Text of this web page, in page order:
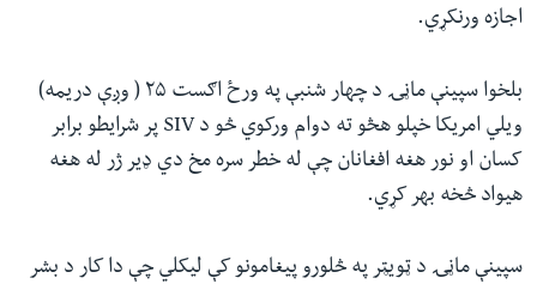
اجازه ورنکړي.
بلخوا سپینې ماڼۍ د چهار شنبې په ورځ اګست ۲۵ ( وږې دریمه)
ویلي امریکا خپلو هڅو ته دوام ورکوي څو د SIV پر شرایطو برابر
کسان او نور هغه افغانان چې له خطر سره مخ دي ډیر ژر له هغه
هیواد څخه بهر کړي.
سپینې ماڼۍ د ټویټر په څلورو پیغامونو کې لیکلي چې دا کار د بشر